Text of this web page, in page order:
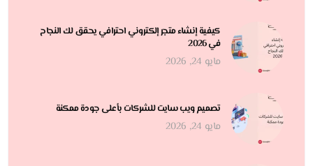
كيفية إنشاء متجر إلكتروني احترافي يحقق لك النجاح
في 2026
مايو 24, 2026
تصميم ويب سايت للشركات بأعلى جودة ممكنة
مايو 24, 2026